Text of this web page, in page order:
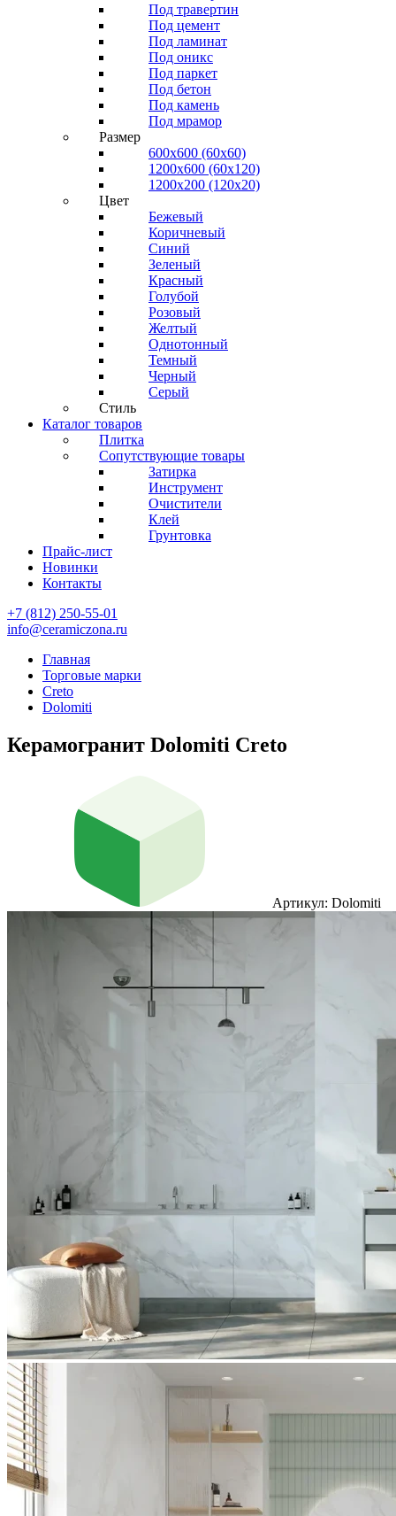
Под травертин
Под цемент
Под ламинат
Под оникс
Под паркет
Под бетон
Под камень
Под мрамор
Размер
600х600 (60х60)
1200х600 (60х120)
1200х200 (120x20)
Цвет
Бежевый
Коричневый
Синий
Зеленый
Красный
Голубой
Розовый
Желтый
Однотонный
Темный
Черный
Серый
Стиль
Каталог товаров
Плитка
Сопутствующие товары
Затирка
Инструмент
Очистители
Клей
Грунтовка
Прайс-лист
Новинки
Контакты
+7 (812) 250-55-01
info@ceramiczona.ru
Главная
Торговые марки
Creto
Dolomiti
Керамогранит Dolomiti Creto
Артикул: Dolomiti